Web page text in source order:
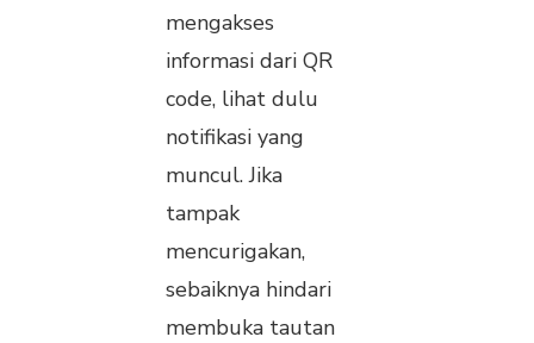
mengakses
informasi dari QR
code, lihat dulu
notifikasi yang
muncul. Jika
tampak
mencurigakan,
sebaiknya hindari
membuka tautan